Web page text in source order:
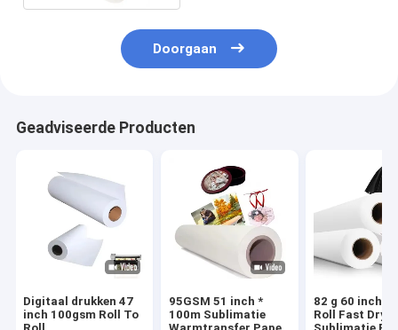
Doorgaan
Geadviseerde Producten
Digitaal drukken 47
inch 100gsm Roll To
95GSM 51 inch *
100m Sublimatie
82 g 60
Roll Fast Dry